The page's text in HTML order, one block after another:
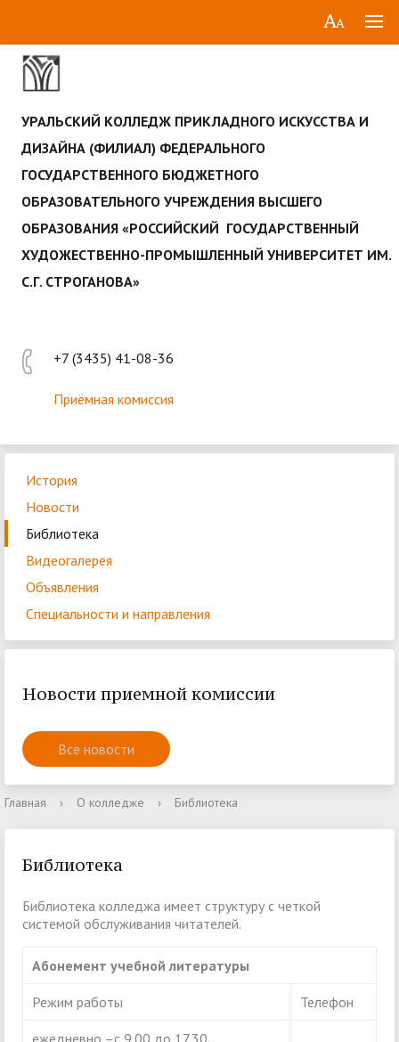
УРАЛЬСКИЙ КОЛЛЕДЖ ПРИКЛАДНОГО ИСКУССТВА И
ДИЗАЙНА (ФИЛИАЛ) ФЕДЕРАЛЬНОГО
ГОСУДАРСТВЕННОГО БЮДЖЕТНОГО
ОБРАЗОВАТЕЛЬНОГО УЧРЕЖДЕНИЯ ВЫСШЕГО
ОБРАЗОВАНИЯ «РОССИЙСКИЙ ГОСУДАРСТВЕННЫЙ
ХУДОЖЕСТВЕННО-ПРОМЫШЛЕННЫЙ УНИВЕРСИТЕТ ИМ.
С.Г. СТРОГАНОВА»
+7 (3435) 41-08-36
Приёмная комиссия
История
Новости
Библиотека
Видеогалерея
Объявления
Специальности и направления
Новости приемной комиссии
Все новости
Главная › О колледже › Библиотека
Библиотека
Библиотека колледжа имеет структуру с четкой
системой обслуживания читателей.
Абонемент учебной литературы
Режим работы Телефон